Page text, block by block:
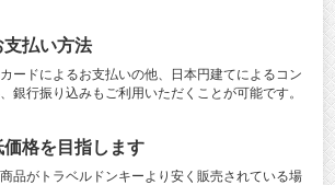
払い方法
ードによるお支払いの他、日本円建てによるコン
銀行振り込みもご利用いただくことが可能です。
格を目指します
品がトラベルドンキーより安く販売されている場